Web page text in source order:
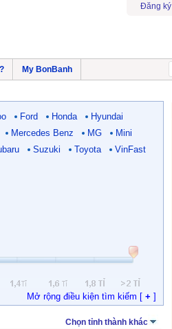
Đăng ký
My BonBanh
Ford Honda
Hyundai
Mercedes Benz MG
Mini
Suzuki Toyota
VinFast
Mở rộng điều kiện tìm kiếm [ + ]
Chọn tỉnh thành khác